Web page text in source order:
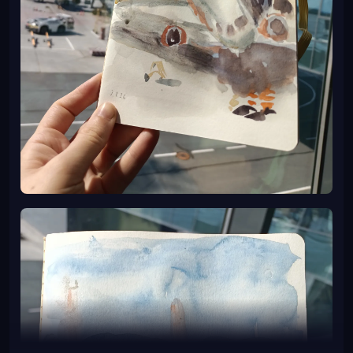
Кулон в этой модели не предусмотрен (спасибо,
блядь), его можно сделать из серьги- поджать штырек
об бор и запаять, также паяется подвижное ушко. Ну и
не забыть запаять накладку, сверху каст- как на
кольце и серьгах. Отвечу сразу любопытным- да все
надо сделать одинаково.
Огромное значение для качества восковок играет
резинка. Тут тоже может быть больно. Вот так не
делайте, это не удобно в работе и занимает много
времени на доведение до приемлемого состояния:
Иногда встречаются в работе вот такие резинки "с
пробкой":
Это сложная вундервафля только на первый взгляд,
есть секрет: тяните пробку одним движением и всегда
сначала. Сначала ее- потом все остальное, если вам
советуют обратное- перед вами враг и желательно